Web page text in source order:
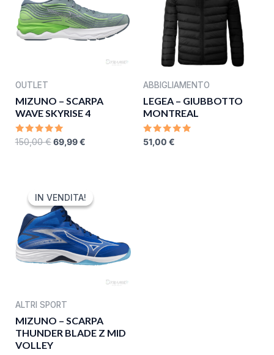
OUTLET
MIZUNO – SCARPA
WAVE SKYRISE 4
RATED
150,00€69,99€
ABBIGLIAMENTO
LEGEA – GIUBBOTTO
MONTREAL
RATED
51,00 €
IN VENDITA!
IN VENDITA!
ALTRI SPORT
MIZUNO – SCARPA
THUNDER BLADE Z MID
VOLLEY
PRICE
WAS:
90,00 €.
PRICE
IS: